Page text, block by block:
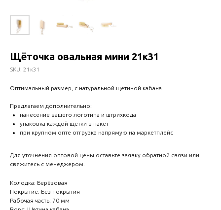
Щёточка овальная мини 21к31
SKU: 21к31
Оптимальный размер, с натуральной щетиной кабана
Предлагаем дополнительно:
нанесение вашего логотипа и штрихкода
упаковка каждой щетки в пакет
при крупном опте отгрузка напрямую на маркетплейс
Для уточнения оптовой цены оставьте заявку обратной связи или
свяжитесь с менеджером.
Колодка: Берёзовая
Покрытие: Без покрытия
Рабочая часть: 70 мм